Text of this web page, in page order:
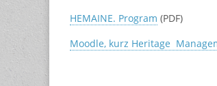
HEMAINE. Program (PDF)
Moodle, kurz Heritage